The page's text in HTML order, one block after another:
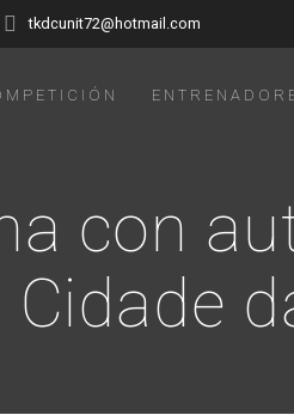
tkdcunit72@hotmail.com
con